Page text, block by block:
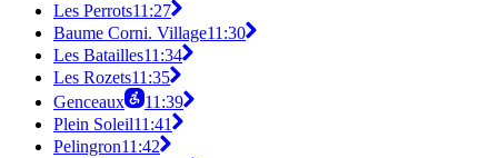
Les Perrots11:27
Baume Corni. Village11:30
Les Batailles11:34
Les Rozets11:35
Genceaux
11:39
Plein Soleil11:41
Pelingron11:42